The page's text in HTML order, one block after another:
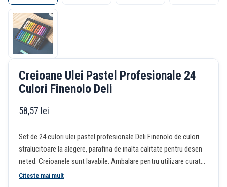
Creioane Ulei Pastel Profesionale 24
Culori Finenolo Deli
58,57 lei
Set de 24 culori ulei pastel profesionale Deli Finenolo de culori
stralucitoare la alegere, parafina de inalta calitate pentru desen
neted. Creioanele sunt lavabile. Ambalare pentru utilizare curata,
formula non-toxica cu miros scazut pentru utilizare in siguranta.
Citeste mai mult